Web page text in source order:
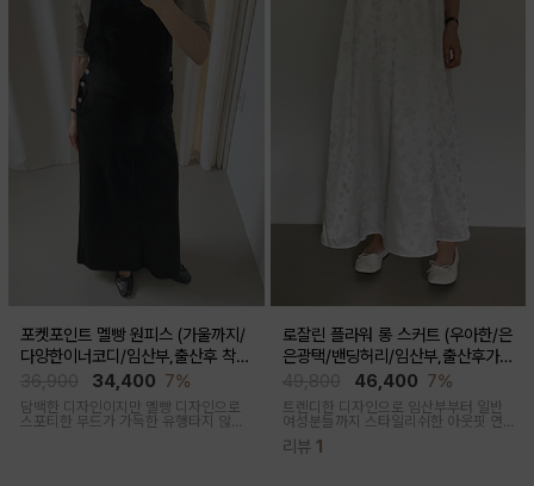
포켓포인트 멜빵 원피스 (가울까지/
다양한이너코디/임산부,출산후 착용
34,400 7%
담백한 디자인이지만 멜빵 디자인으로
스포티한 무드가 가득한 유행타지 않는
로잘린 플라워 롱 스커트 (우아한/은
은광택/밴딩허리/임산부,출산후가
46,400 7%
트렌디한 디자인으로 임산부부터 일반
여성분들까지 스타일리쉬한 아웃핏 연
패턴과 우아한 광택감이 세련된 롱스커
리뷰 1